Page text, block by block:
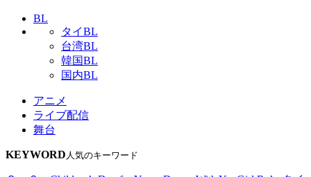
BL
タイBL
台湾BL
韓国BL
国内BL
アニメ
ライブ配信
舞台
KEYWORD 人気のキーワード